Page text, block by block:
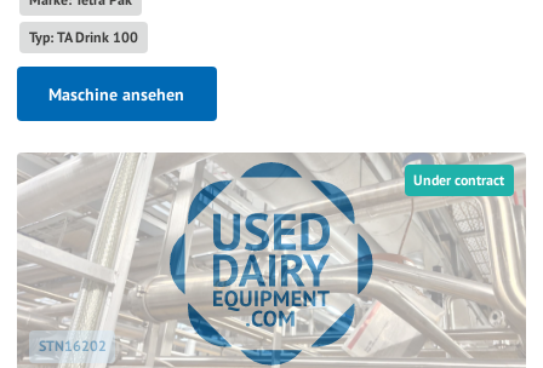
Typ: TA Drink 100
Maschine ansehen
Under contract
STN16202